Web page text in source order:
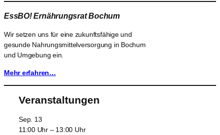
EssBO! Ernährungsrat Bochum
Wir setzen uns für eine zukunftsfähige und
gesunde Nahrungsmittelversorgung in Bochum
und Umgebung ein.
Mehr erfahren…
Veranstaltungen
Sep. 13
11:00 Uhr – 13:00 Uhr